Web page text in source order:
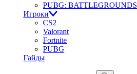
PUBG: BATTLEGROUNDS
Игроки
CS2
Valorant
Fortnite
PUBG
Гайды